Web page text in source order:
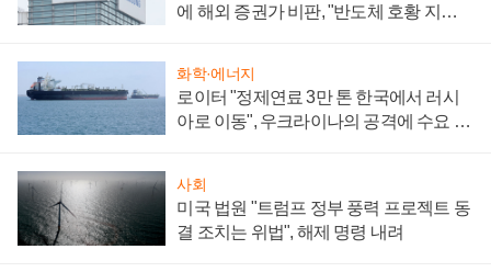
에 해외 증권가 비판, "반도체 호황 지속
화학·에너지
로이터 "정제연료 3만 톤 한국에서 러시
아로 이동", 우크라이나의 공격에 수요 늘
사회
미국 법원 "트럼프 정부 풍력 프로젝트 동
결 조치는 위법", 해제 명령 내려